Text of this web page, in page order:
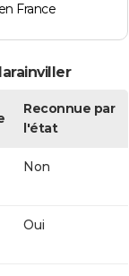
France
Reconnue par
l'état
Non
Oui